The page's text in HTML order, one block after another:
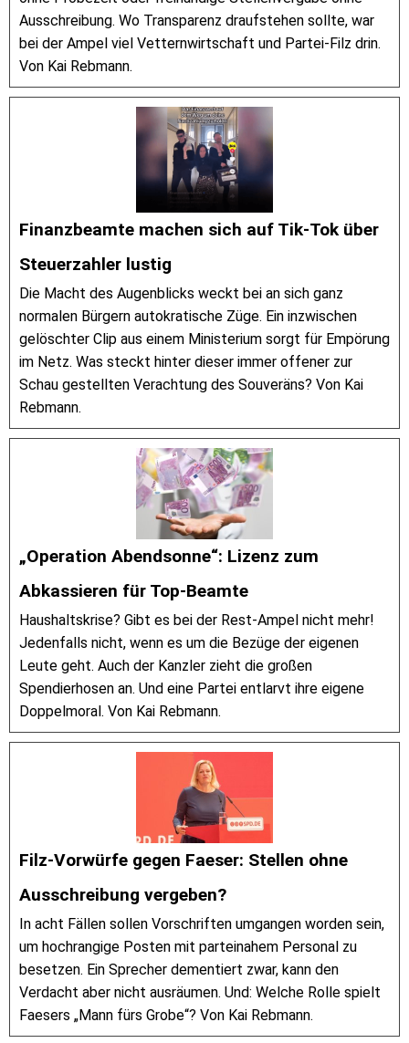
Ausschreibung. Wo Transparenz draufstehen sollte, war
bei der Ampel viel Vetternwirtschaft und Partei-Filz drin.
Von Kai Rebmann.
Finanzbeamte machen sich auf Tik-Tok über
Steuerzahler lustig
Die Macht des Augenblicks weckt bei an sich ganz
normalen Bürgern autokratische Züge. Ein inzwischen
gelöschter Clip aus einem Ministerium sorgt für Empörung
im Netz. Was steckt hinter dieser immer offener zur
Schau gestellten Verachtung des Souveräns? Von Kai
Rebmann.
„Operation Abendsonne“: Lizenz zum
Abkassieren für Top-Beamte
Haushaltskrise? Gibt es bei der Rest-Ampel nicht mehr!
Jedenfalls nicht, wenn es um die Bezüge der eigenen
Leute geht. Auch der Kanzler zieht die großen
Spendierhosen an. Und eine Partei entlarvt ihre eigene
Doppelmoral. Von Kai Rebmann.
Filz-Vorwürfe gegen Faeser: Stellen ohne
Ausschreibung vergeben?
In acht Fällen sollen Vorschriften umgangen worden sein,
um hochrangige Posten mit parteinahem Personal zu
besetzen. Ein Sprecher dementiert zwar, kann den
Verdacht aber nicht ausräumen. Und: Welche Rolle spielt
Faesers „Mann fürs Grobe“? Von Kai Rebmann.